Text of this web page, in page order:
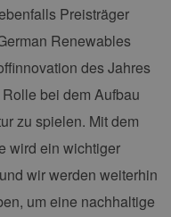
Preisträger
Renewables
des Jahres
bei dem Aufbau
zu spielen. Mit dem
wird ein wichtiger
wir werden weiterhin
um eine nachhaltige